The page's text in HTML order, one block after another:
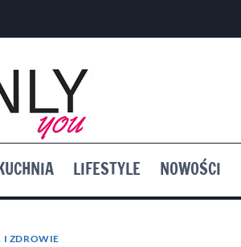
LIFESTYLE NOWOŚCI
I ZDROWIE